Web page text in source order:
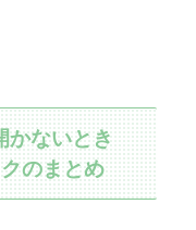
かないとき
のまとめ